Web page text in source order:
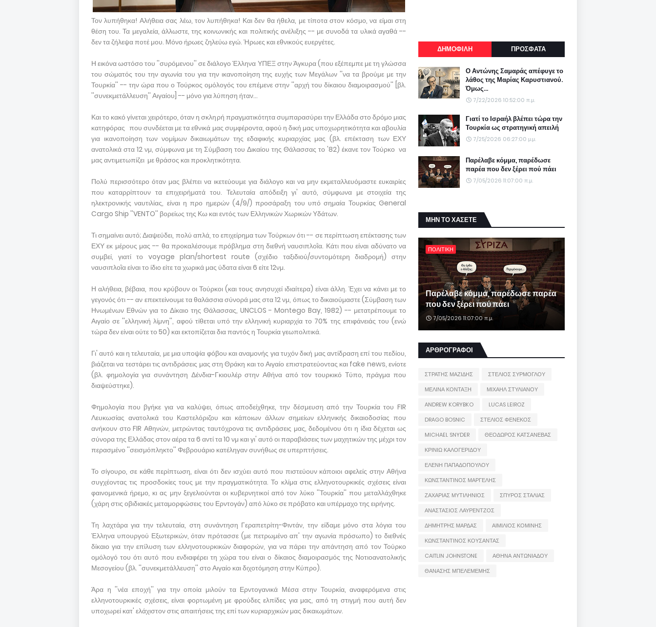
Τον λυπήθηκα! Αλήθεια σας λέω, τον λυπήθηκα! Και δεν θα ήθελα, με τίποτα στον κόσμο, να είμαι στη
θέση του. Τα μεγαλεία, άλλωστε, της κοινωνικής και πολιτικής ανέλιξης -- με συνοδά τα υλικά αγαθά --
δεν τα ζήλεψα ποτέ μου. Μόνο ήρωες ζηλεύω εγώ. Ήρωες και εθνικούς ευεργέτες.
Η εικόνα ωστόσο του ''συρόμενου'' σε διάλογο Έλληνα ΥΠΕΞ στην Άγκυρα (που εξέπεμπε με τη γλώσσα
του σώματός του την αγωνία του για την ικανοποίηση της ευχής των Μεγάλων ''να τα βρούμε με την
Τουρκία'' -- την ώρα που ο Τούρκος ομόλογός του επέμενε στην ''αρχή του δίκαιου διαμοιρασμού'' [βλ.
''συνεκμετάλλευση'' Αιγαίου] -- μόνο για λύπηση ήταν...
Και το κακό γίνεται χειρότερο, όταν η σκληρή πραγματικότητα συμπαρασύρει την Ελλάδα στο δρόμο μιας
κατηφόρας που συνδέεται με τα εθνικά μας συμφέροντα, αφού η δική μας υποχωρητικότητα και αβουλία
για ικανοποίηση των νομίμων δικαιωμάτων της εδαφικής κυριαρχίας μας (βλ. επέκταση των ΕΧΥ
ανατολικά στα 12 νμ, σύμφωνα με τη Σύμβαση του Δικαίου της Θάλασσας το '82) έκανε τον Τούρκο να
μας αντιμετωπίζει με θράσος και προκλητικότητα.
Πολύ περισσότερο όταν μας βλέπει να ικετεύουμε για διάλογο και να μην εκμεταλλευόμαστε ευκαιρίες
που καταρρίπτουν τα επιχειρήματά του. Τελευταία απόδειξη γι' αυτό, σύμφωνα με στοιχεία της
ηλεκτρονικής ναυτιλίας, είναι η προ ημερών (4/9/) προσάραξη του υπό σημαία Τουρκίας General
Cargo Ship ''VENTO'' βορείως της Κω και εντός των Ελληνικών Χωρικών Υδάτων.
Τι σημαίνει αυτό; Διαψεύδει, πολύ απλά, το επιχείρημα των Τούρκων ότι -- σε περίπτωση επέκτασης των
ΕΧΥ εκ μέρους μας -- θα προκαλέσουμε πρόβλημα στη διεθνή ναυσιπλοῒα. Κάτι που είναι αδύνατο να
συμβεί, γιατί το voyage plan/shortest route (σχέδιο ταξιδιού/συντομότερη διαδρομή) στην
ναυσιπλοῒα είναι το ίδιο είτε τα χωρικά μας ύδατα είναι 6 είτε 12νμ.
Η αλήθεια, βέβαια, που κρύβουν οι Τούρκοι (και τους ανησυχεί ιδιαίτερα) είναι άλλη. Έχει να κάνει με το
γεγονός ότι -- αν επεκτείνουμε τα θαλάσσια σύνορά μας στα 12 νμ, όπως το δικαιούμαστε (Σύμβαση των
Ηνωμένων Εθνών για το Δίκαιο της Θάλασσας, UNCLOS - Montego Bay, 1982) -- μετατρέπουμε το
Αιγαίο σε ''ελληνική λίμνη'', αφού τίθεται υπό την ελληνική κυριαρχία το 70% της επιφάνειάς του (ενώ
τώρα δεν είναι ούτε το 50) και εκτοπίζεται δια παντός η Τουρκία γεωπολιτικά.
Γι' αυτό και η τελευταία, με μια υποψία φόβου και αναμονής για τυχόν δική μας αντίδραση επί του πεδίου,
βιάζεται να τεστάρει τις αντιδράσεις μας στη Θράκη και το Αιγαίο επιστρατεύοντας και fake news, ενίοτε
(βλ. φημολογία για συνάντηση Δένδια-Γκιουλέρ στην Αθήνα από τον τουρκικό Τύπο, πράγμα που
διαψεύστηκε).
Φημολογία που βγήκε για να καλύψει, όπως αποδείχθηκε, την δέσμευση από την Τουρκία του FIR
Λευκωσίας ανατολικά του Καστελόριζου και κάποιων άλλων σημείων ελληνικής δικαιοδοσίας που
ανήκουν στο FIR Αθηνών, μετρώντας ταυτόχρονα τις αντιδράσεις μας, δεδομένου ότι η ίδια δέχεται ως
σύνορα της Ελλάδας στον αέρα τα 6 αντί τα 10 νμ και γι' αυτό οι παραβιάσεις των μαχητικών της μέχρι τον
περασμένο ''σεισμόπληκτο'' Φεβρουάριο κατέληγαν συνήθως σε υπερπτήσεις.
Το σίγουρο, σε κάθε περίπτωση, είναι ότι δεν ισχύει αυτό που πιστεύουν κάποιοι αφελείς στην Αθήνα
συγχέοντας τις προσδοκίες τους με την πραγματικότητα. Το κλίμα στις ελληνοτουρκικές σχέσεις είναι
φαινομενικά ήρεμο, κι ας μην ξεγελιούνται οι κυβερνητικοί από τον λύκο ''Τουρκία'' που μεταλλάχθηκε
(χάρη στις οβιδιακές μεταμορφώσεις του Ερντογάν) από λύκο σε πρόβατο και υπέρμαχο της ειρήνης.
Τη λαχτάρα για την τελευταία, στη συνάντηση Γεραπετρίτη-Φιντάν, την είδαμε μόνο στα λόγια του
Έλληνα υπουργού Εξωτερικών, όταν πρότασσε (με πετρωμένο απ' την αγωνία πρόσωπο) το διεθνές
δίκαιο για την επίλυση των ελληνοτουρκικών διαφορών, για να πάρει την απάντηση από τον Τούρκο
ομόλογό του ότι αυτό που ενδιαφέρει τη χώρα του είναι ο δίκαιος διαμοιρασμός της Νοτιοανατολικής
Μεσογείου (βλ. ''συνεκμετάλλευση'' στο Αιγαίο και διχοτόμηση στην Κύπρο).
Άρα η ''νέα εποχή'' για την οποία μιλούν τα Ερντογανικά Μέσα στην Τουρκία, αναφερόμενα στις
ελληνοτουρκικές σχέσεις, είναι φορτωμένη με φρούδες ελπίδες για μας, από τη στιγμή που αυτή δεν
υποχωρεί κατ' ελάχιστον στις απαιτήσεις της επί των κυριαρχικών μας δικαιωμάτων.
ΔΗΜΟΦΙΛΗ ΠΡΟΣΦΑΤΑ
Ο Αντώνης Σαμαράς απέφυγε το
λάθος της Μαρίας Καρυστιανού.
Όμως...
7/22/2026 10:52:00 π.μ.
Γιατί το Ισραήλ βλέπει τώρα την
Τουρκία ως στρατηγική απειλή
7/25/2026 06:27:00 μ.μ.
Παρέλαβε κόμμα, παρέδωσε
παρέα που δεν ξέρει πού πάει
7/05/2026 11:07:00 π.μ.
ΜΗΝ ΤΟ ΧΑΣΕΤΕ
ΠΟΛΙΤΙΚΗ
Παρέλαβε κόμμα, παρέδωσε παρέα
που δεν ξέρει πού πάει
7/05/2026 11:07:00 π.μ.
ΑΡΘΡΟΓΡΑΦΟΙ
ΣΤΡΑΤΗΣ ΜΑΖΙΔΗΣ
ΣΤΕΛΙΟΣ ΣΥΡΜΟΓΛΟΥ
ΜΕΛΙΝΑ ΚΟΝΤΑΞΗ
ΜΙΧΑΗΛ ΣΤΥΛΙΑΝΟΥ
ANDREW KORYBKO
LUCAS LEIROZ
DRAGO BOSNIC
ΣΤΕΛΙΟΣ ΦΕΝΕΚΟΣ
MICHAEL SNYDER
ΘΕΟΔΩΡΟΣ ΚΑΤΣΑΝΕΒΑΣ
ΚΡΙΝΙΩ ΚΑΛΟΓΕΡΙΔΟΥ
ΕΛΕΝΗ ΠΑΠΑΔΟΠΟΥΛΟΥ
ΚΩΝΣΤΑΝΤΙΝΟΣ ΜΑΡΓΕΛΗΣ
ΖΑΧΑΡΙΑΣ ΜΥΤΙΛΗΝΙΟΣ
ΣΠΥΡΟΣ ΣΤΑΛΙΑΣ
ΑΝΑΣΤΑΣΙΟΣ ΛΑΥΡΕΝΤΖΟΣ
ΔΗΜΗΤΡΗΣ ΜΑΡΔΑΣ
ΑΙΜΙΛΙΟΣ ΚΟΜΙΝΗΣ
ΚΩΝΣΤΑΝΤΙΝΟΣ ΚΟΥΣΑΝΤΑΣ
CAITLIN JOHNSTONE
ΑΘΗΝΑ ΑΝΤΩΝΙΑΔΟΥ
ΘΑΝΑΣΗΣ ΜΠΕΛΕΜΕΜΗΣ